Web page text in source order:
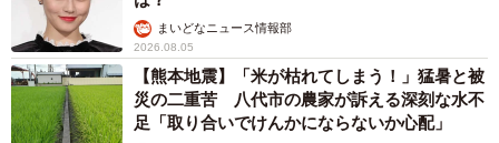
まいどなニュース情報部
2026.08.05
【熊本地震】「米が枯れてしまう！」猛暑と被
災の二重苦 八代市の農家が訴える深刻な水不
足「取り合いでけんかにならないか心配」